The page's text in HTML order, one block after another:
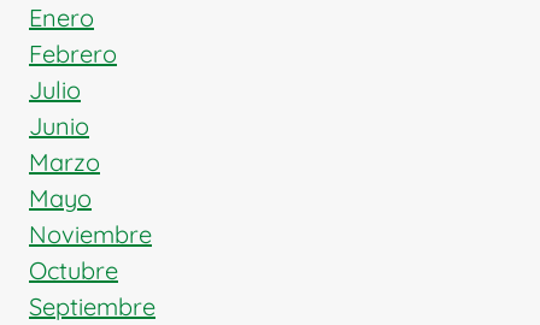
Enero
Febrero
Julio
Junio
Marzo
Mayo
Noviembre
Octubre
Septiembre